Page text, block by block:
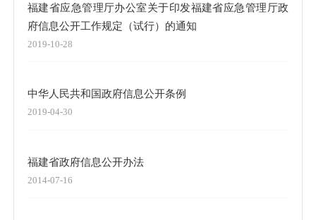
福建省应急管理厅办公室关于印发福建省应急管理厅政
府信息公开工作规定（试行）的通知
2019-10-28
中华人民共和国政府信息公开条例
2019-04-30
福建省政府信息公开办法
2014-07-16